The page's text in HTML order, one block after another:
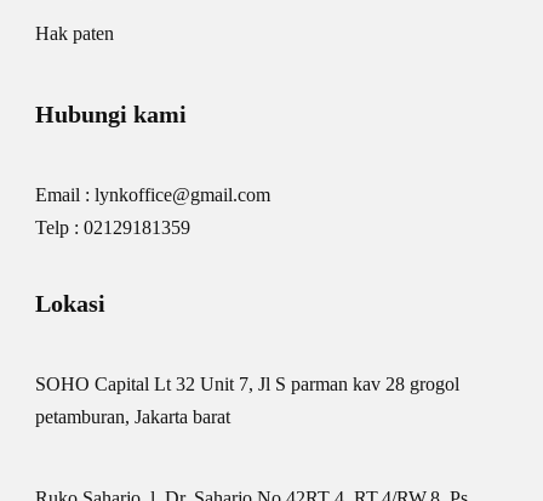
Hak paten
Hubungi kami
Email : lynkoffice@gmail.com
Telp : 02129181359
Lokasi
SOHO Capital Lt 32 Unit 7, Jl S parman kav 28 grogol
petamburan, Jakarta barat